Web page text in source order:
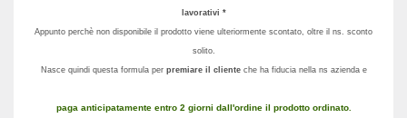
lavorativi *
Appunto perchè non disponibile il prodotto viene ulteriormente scontato, oltre il ns. sconto
solito.
Nasce quindi questa formula perpremiare il clienteche ha fiducia nella ns azienda e
paga anticipatamente entro 2 giorni dall'ordine il prodotto ordinato.